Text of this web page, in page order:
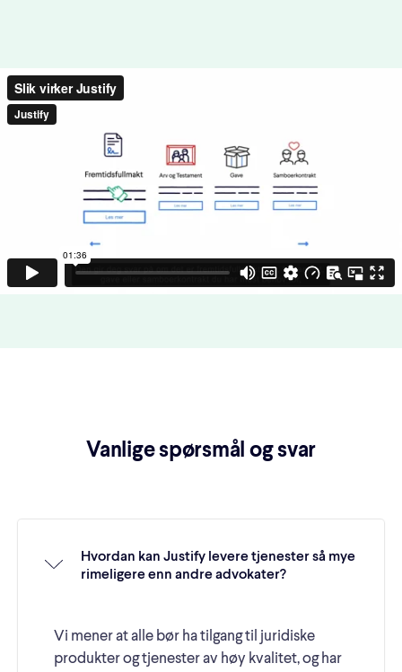
Vanlige spørsmål og svar
Hvordan kan Justify levere tjenester så mye
rimeligere enn andre advokater?
Vi mener at alle bør ha tilgang til juridiske
produkter og tjenester av høy kvalitet, og har